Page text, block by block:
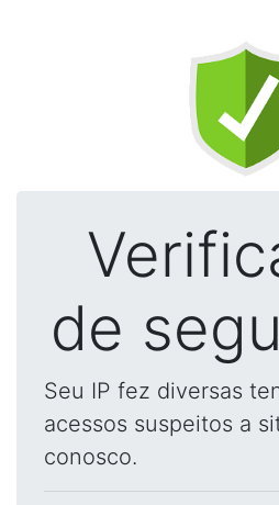
de
Seu IP fez diversas
acessos suspeitos a
conosco.